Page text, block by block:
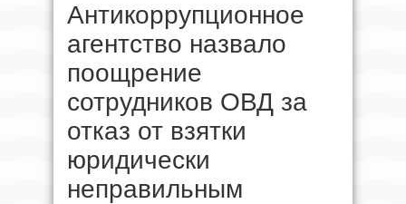
Антикоррупционное
агентство назвало
поощрение
сотрудников ОВД за
отказ от взятки
юридически
неправильным